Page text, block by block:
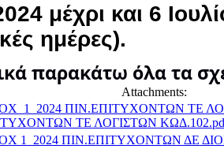
μέχρι και 6
ημέρες).
παρακάτω όλα τα
Attachments:
ΤΕ ΛΟΓΙΣΤΩΝ